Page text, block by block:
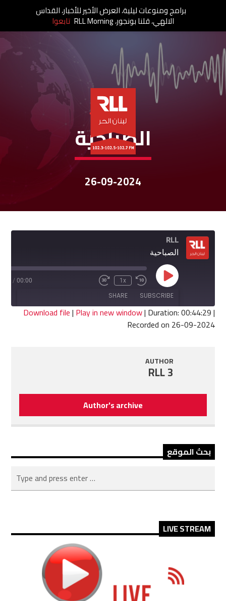
نشرات الأخبار
الصباحية
26-09-2024
RLL
الصباحية
Play
Episode
Rewind
10
Seconds
1x
Fast
seconds
00:00
/
SUBSCRIBE
SHARE
SHARE
Download file| Play in new window| Duration: 00:44:29|
Recorded on 26-09-2024
AUTHOR
RLL 3
Author's archive
بحث الموقع
LIVE STREAM
برامج ومنوعات ليلية، العرض الأخير للأخبار، القداس
الالهي، قلنا بونجور، RLL Morning تابعوا